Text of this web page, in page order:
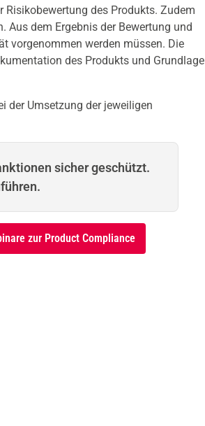
Risikobewertung des Produkts. Zudem
Aus dem Ergebnis der Bewertung und
vorgenommen werden müssen. Die
des Produkts und Grundlage
der Umsetzung der jeweiligen
sicher geschützt.
zur Product Compliance